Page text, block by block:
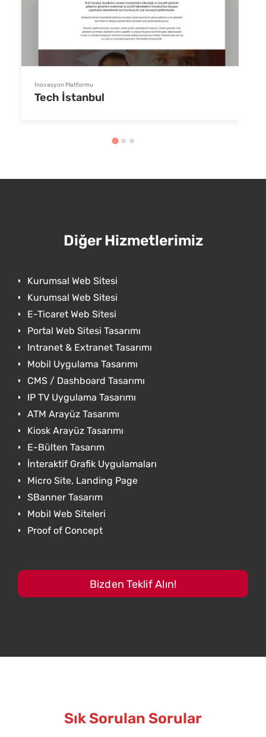
İnovasyon Platformu
Tech İstanbul
Diğer Hizmetlerimiz
Kurumsal Web Sitesi
Kurumsal Web Sitesi
E-Ticaret Web Sitesi
Portal Web Sitesi Tasarımı
Intranet & Extranet Tasarımı
Mobil Uygulama Tasarımı
CMS / Dashboard Tasarımı
IP TV Uygulama Tasarımı
ATM Arayüz Tasarımı
Kiosk Arayüz Tasarımı
E-Bülten Tasarım
İnteraktif Grafik Uygulamaları
Micro Site, Landing Page
SBanner Tasarım
Mobil Web Siteleri
Proof of Concept
Bizden Teklif Alın!
Sık Sorulan Sorular